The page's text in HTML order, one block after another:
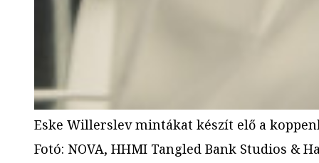
Eske Willerslev mintákat készít elő a
Fotó: NOVA, HHMI Tangled Bank Studios &